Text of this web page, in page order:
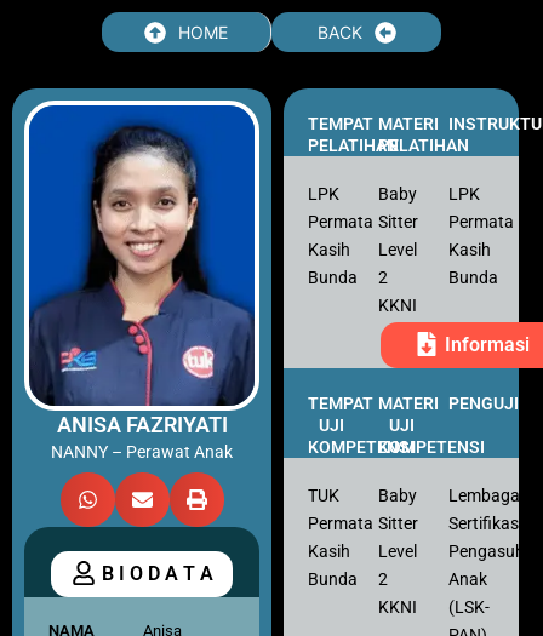
HOME BACK
ANISA FAZRIYATI
NANNY – Perawat Anak
B I O D A T A
NAMA
Anisa
TEMPAT
PELATIHAN
MATERI
PELATIHAN
LPK
Permata
Kasih
Bunda
Baby
Sitter
Level
2
KKNI
LPK
Permata
Kasih
Bunda
Informasi
TEMPAT
UJI
KOMPETENSI
MATERI
UJI
KOMPETENSI
PENGUJI
TUK
Permata
Kasih
Bunda
Baby
Sitter
Level
2
KKNI
Lembaga
Sertifikasi
Pengasuh
Anak
(LSK-